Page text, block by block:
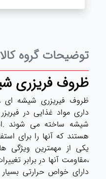
توضیحات گروه کالا
ظروف فریزری
ظروف فیریزری شیشه ای
داری مواد غذایی در
شیشه ساخته می شوند
هستند که آنها را برای
یکی از مهمترین ویژگی
،مقاومت آنها در برابر
دارای خواص حرارتی